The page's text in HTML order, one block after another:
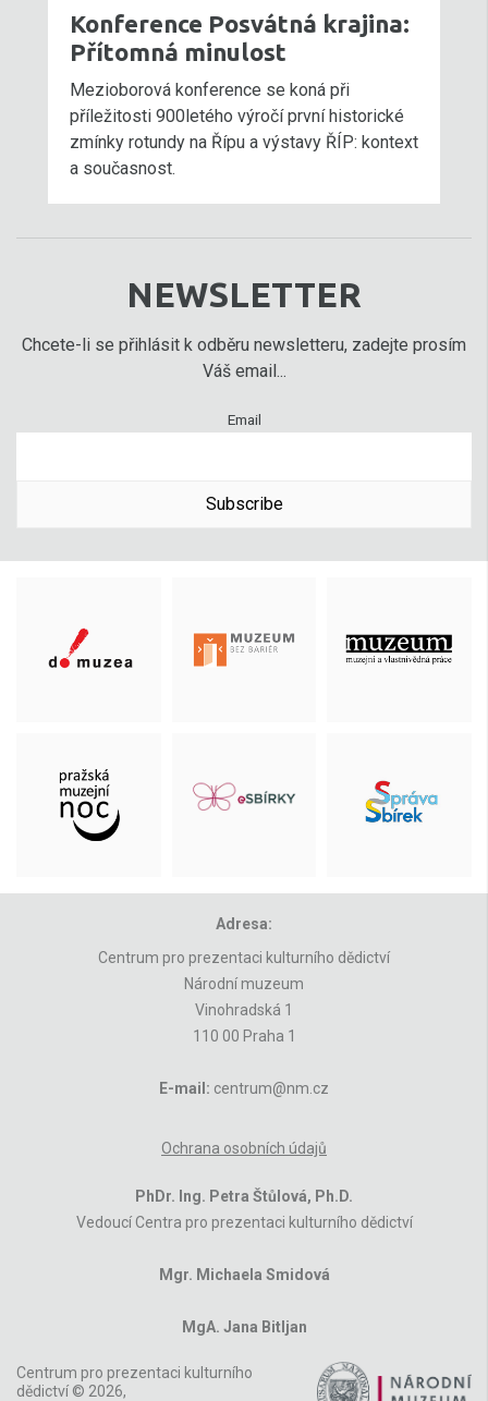
Konference Posvátná krajina:
Přítomná minulost
Mezioborová konference se koná při
příležitosti 900letého výročí první historické
zmínky rotundy na Řípu a výstavy ŘÍP: kontext
a současnost.
NEWSLETTER
Chcete-li se přihlásit k odběru newsletteru, zadejte prosím
Váš email...
Email
Subscribe
Adresa:
Centrum pro prezentaci kulturního dědictví
Národní muzeum
Vinohradská 1
110 00 Praha 1
E-mail: centrum@nm.cz
Ochrana osobních údajů
PhDr. Ing. Petra Štůlová, Ph.D.
Vedoucí Centra pro prezentaci kulturního dědictví
Mgr. Michaela Smidová
MgA. Jana Bitljan
Centrum pro prezentaci kulturního
dědictví © 2026,